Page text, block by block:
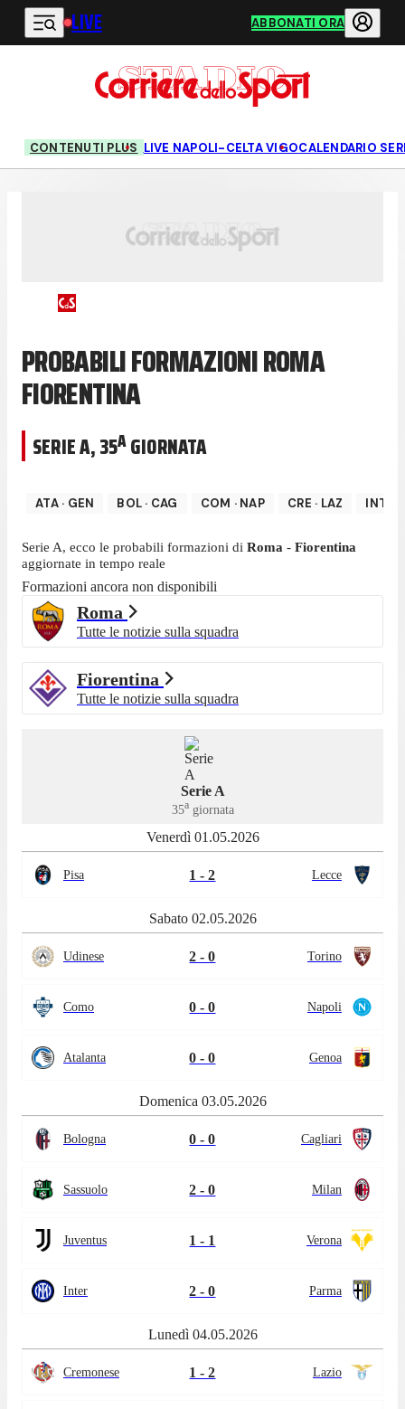
Vai al contenuto principale
LIVE ABBONATI ORA
CONTENUTI PLUS LIVE NAPOLI-CELTA VIGOCALENDARIO
PROBABILI FORMAZIONI ROMA
FIORENTINA
SERIE A,35AGIORNATA
ATA· GEN BOL · CAG COM · NAP CRE · LAZ INT
Serie A, ecco le probabili formazioni di Roma - Fiorentina
aggiornate in tempo reale
Formazioni ancora non disponibili
Roma
Tutte le notizie sulla squadra
Fiorentina
Tutte le notizie sulla squadra
Serie A
35agiornata
Venerdì 01.05.2026
Pisa 1 - 2 Lecce
Sabato 02.05.2026
Udinese 2 - 0 Torino
Como 0 - 0 Napoli
Atalanta 0 - 0 Genoa
Domenica 03.05.2026
Bologna 0 - 0 Cagliari
Sassuolo 2 - 0 Milan
Juventus 1 - 1 Verona
Inter 2 - 0 Parma
Lunedì 04.05.2026
Cremonese 1 - 2 Lazio